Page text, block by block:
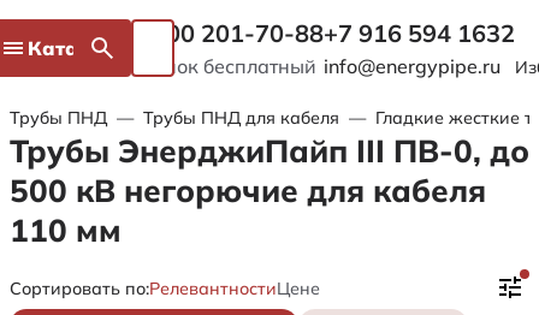
Каталог 8 800 201-70-88
Звонок бесплатный
+7 916 594 1632
info@energypipe.ru
Трубы ПНД — Трубы ПНД для кабеля — Гладкие жесткие
Трубы ЭнерджиПайп III ПВ-0, до
500 кВ негорючие для кабеля
110 мм
Сортировать по:РелевантностиЦене